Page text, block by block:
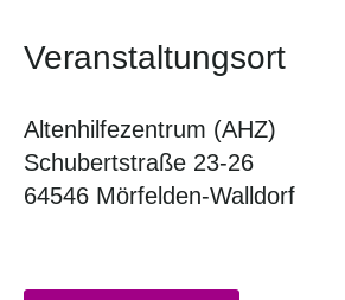
Veranstaltungsort
Altenhilfezentrum (AHZ)
Schubertstraße 23-26
64546 Mörfelden-Walldorf